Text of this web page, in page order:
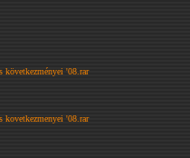
következményei '08.rar
kovetkezmenyei '08.rar